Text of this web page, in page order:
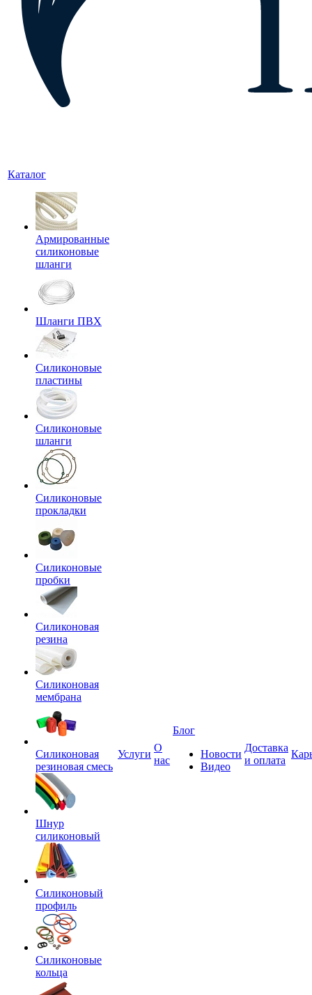
Каталог
Армированные
силиконовые
шланги
Шланги ПВХ
Силиконовые
пластины
Силиконовые
шланги
Силиконовые
прокладки
Силиконовые
пробки
Силиконовая
резина
Силиконовая
мембрана
Силиконовая
резиновая смесь
Шнур
силиконовый
Силиконовый
профиль
Силиконовые
кольца
Услуги
О
нас
Блог
Новости
Видео
Доставка
и оплата